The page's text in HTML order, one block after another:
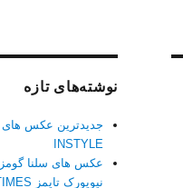
نوشته‌های تازه
جدیدترین عکس های
INSTYLE
نیویورک تایمز NEW YORK TIMES